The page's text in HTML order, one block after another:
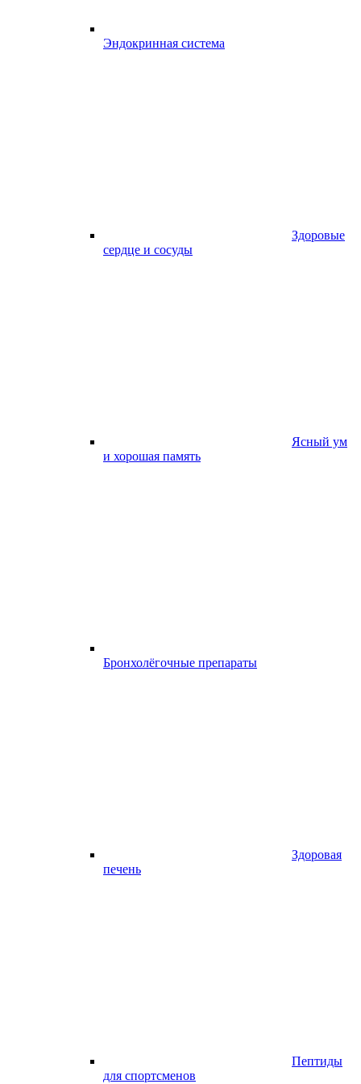
Эндокринная система
Здоровые
сердце и сосуды
Ясный ум
и хорошая память
Бронхолёгочные препараты
Здоровая
печень
Пептиды
для спортсменов